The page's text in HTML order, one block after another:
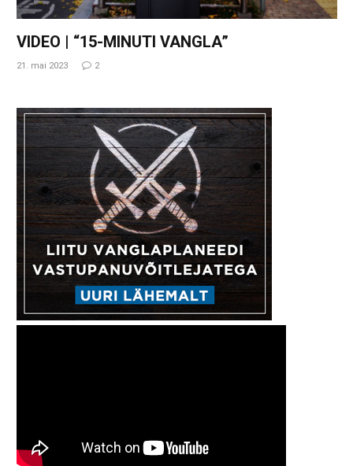
VIDEO | “15-MINUTI VANGLA”
21. mai 2023 2